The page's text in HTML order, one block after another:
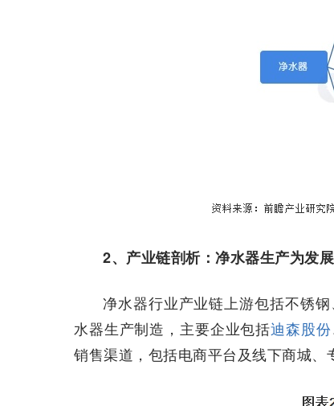
2、产业链剖析：净水器生产为发
净水器行业产业链上游包括不锈
水器生产制造，主要企业包括迪森股份
销售渠道，包括电商平台及线下商城、